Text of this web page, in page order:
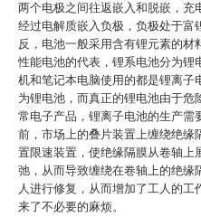
两个电极之间往返嵌入和脱嵌，充
经过电解质嵌入负极，负极处于富
反，电池一般采用含有锂元素的材
性能电池的代表，锂系电池分为锂
机和笔记本电脑使用的都是锂离子
为锂电池，而真正的锂电池由于危
常电子产品，锂离子电池的生产需
前，市场上的叠片装置上缠绕绝缘
置限速装置，使绝缘隔膜从卷轴上
弛，从而导致缠绕在卷轴上的绝缘
人进行修复，从而增加了工人的工
来了不必要的麻烦。